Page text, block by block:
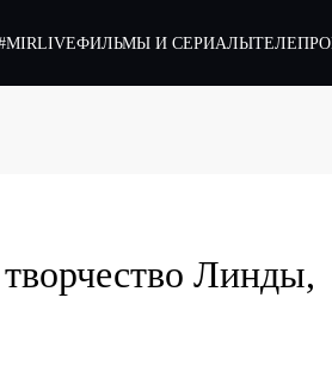
ФИЛЬМЫ И СЕРИАЛЫ
Линды,